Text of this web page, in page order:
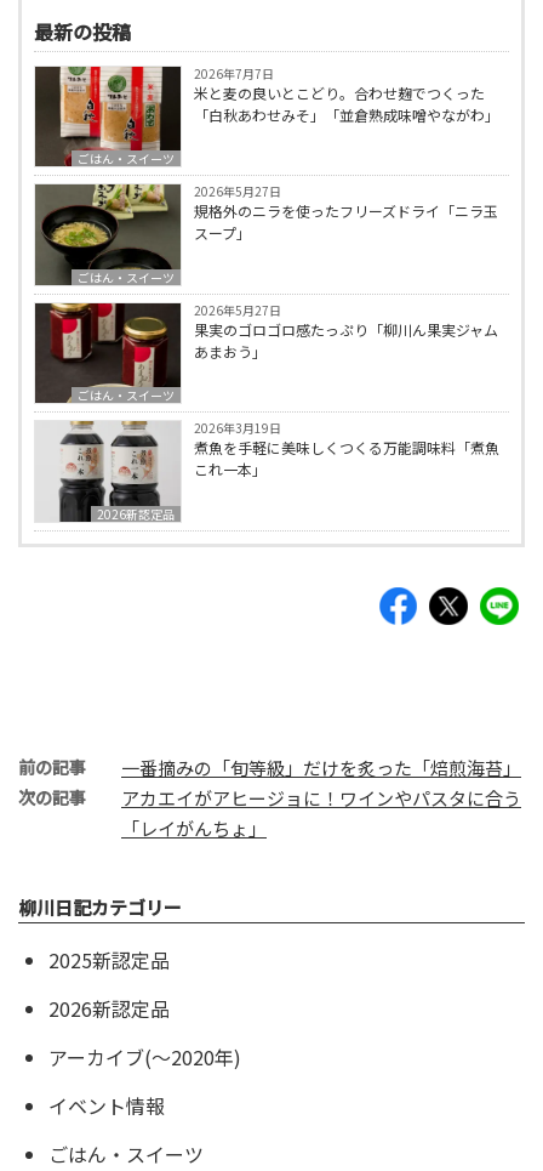
最新の投稿
ごはん・スイーツ
2026年7月7日
米と麦の良いとこどり。合わせ麹でつくった
「白秋あわせみそ」「並倉熟成味噌やながわ」
ごはん・スイーツ
2026年5月27日
規格外のニラを使ったフリーズドライ「ニラ玉
スープ」
ごはん・スイーツ
2026年5月27日
果実のゴロゴロ感たっぷり「柳川ん果実ジャム
あまおう」
2026新認定品
2026年3月19日
煮魚を手軽に美味しくつくる万能調味料「煮魚
これ一本」
前の記事 一番摘みの「旬等級」だけを炙った「焙煎海苔」
次の記事
アカエイがアヒージョに！ワインやパスタに合う
「レイがんちょ」
柳川日記カテゴリー
2025新認定品
2026新認定品
アーカイブ(〜2020年)
イベント情報
ごはん・スイーツ